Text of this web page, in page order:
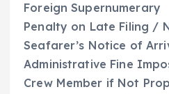
Foreign Supernumerary
Penalty on Late Filing /
Seafarer’s Notice of
Administrative Fine
Crew Member if Not